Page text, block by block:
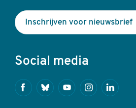
Inschrijven voor nieuwsbrief
Social media
FacebookBlueskyYoutubeInstagramLinkedin